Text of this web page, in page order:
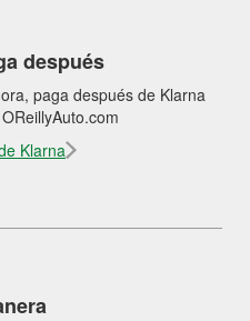
después
paga después de Klarna
Klarna